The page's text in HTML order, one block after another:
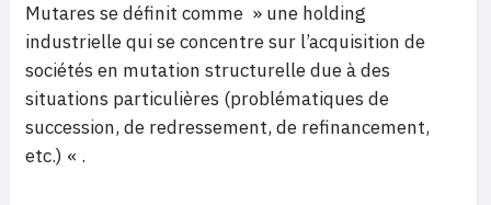
Mutares se définit comme » une holding
industrielle qui se concentre sur l’acquisition de
sociétés en mutation structurelle due à des
situations particulières (problématiques de
succession, de redressement, de refinancement,
etc.) « .